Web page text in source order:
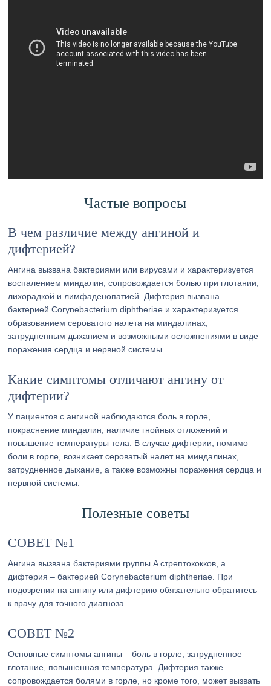
Частые вопросы
В чем различие между ангиной и
дифтерией?
Ангина вызвана бактериями или вирусами и характеризуется
воспалением миндалин, сопровождается болью при глотании,
лихорадкой и лимфаденопатией. Дифтерия вызвана
бактерией Corynebacterium diphtheriae и характеризуется
образованием сероватого налета на миндалинах,
затрудненным дыханием и возможными осложнениями в виде
поражения сердца и нервной системы.
Какие симптомы отличают ангину от
дифтерии?
У пациентов с ангиной наблюдаются боль в горле,
покраснение миндалин, наличие гнойных отложений и
повышение температуры тела. В случае дифтерии, помимо
боли в горле, возникает сероватый налет на миндалинах,
затрудненное дыхание, а также возможны поражения сердца и
нервной системы.
Полезные советы
СОВЕТ №1
Ангина вызвана бактериями группы A стрептококков, а
дифтерия – бактерией Corynebacterium diphtheriae. При
подозрении на ангину или дифтерию обязательно обратитесь
к врачу для точного диагноза.
СОВЕТ №2
Основные симптомы ангины – боль в горле, затрудненное
глотание, повышенная температура. Дифтерия также
сопровождается болями в горле, но кроме того, может вызвать